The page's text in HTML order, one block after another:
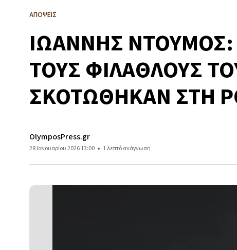
ΑΠΟΨΕΙΣ
ΙΩΑΝΝΗΣ ΝΤΟΥΜΟΣ:
ΤΟΥΣ ΦΙΛΑΘΛΟΥΣ
ΣΚΟΤΩΘΗΚΑΝ ΣΤΗ
OlymposPress.gr
28 Ιανουαρίου 2026 13:00 1 λεπτό ανάγνωση